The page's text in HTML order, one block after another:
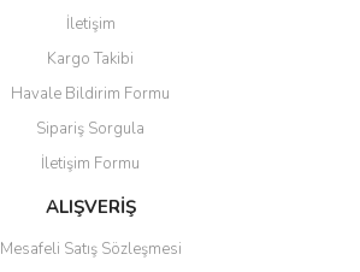
İletişim
Kargo Takibi
Havale Bildirim Formu
Sipariş Sorgula
İletişim Formu
ALIŞVERİŞ
Mesafeli Satış Sözleşmesi